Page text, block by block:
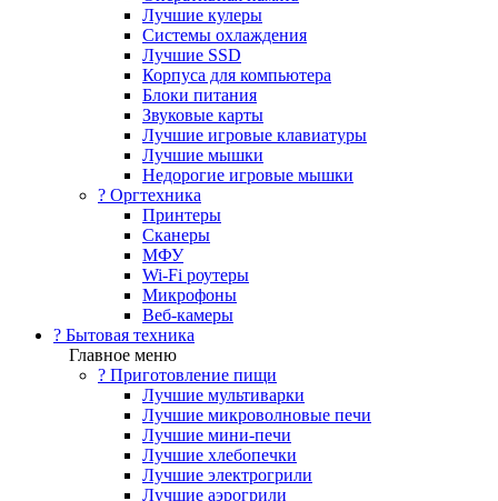
Лучшие кулеры
Системы охлаждения
Лучшие SSD
Корпуса для компьютера
Блоки питания
Звуковые карты
Лучшие игровые клавиатуры
Лучшие мышки
Недорогие игровые мышки
?️ Оргтехника
Принтеры
Сканеры
МФУ
Wi-Fi роутеры
Микрофоны
Веб-камеры
? Бытовая техника
Главное меню
? Приготовление пищи
Лучшие мультиварки
Лучшие микроволновые печи
Лучшие мини-печи
Лучшие хлебопечки
Лучшие электрогрили
Лучшие аэрогрили